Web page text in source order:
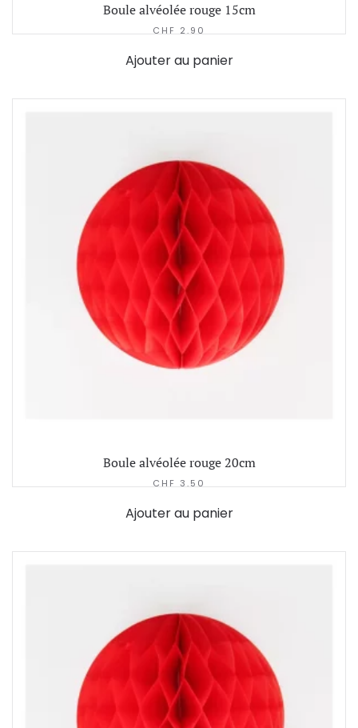
Boule alvéolée rouge 15cm
CHF 2.90
Ajouter au panier
Boule alvéolée rouge 20cm
CHF 3.50
Ajouter au panier